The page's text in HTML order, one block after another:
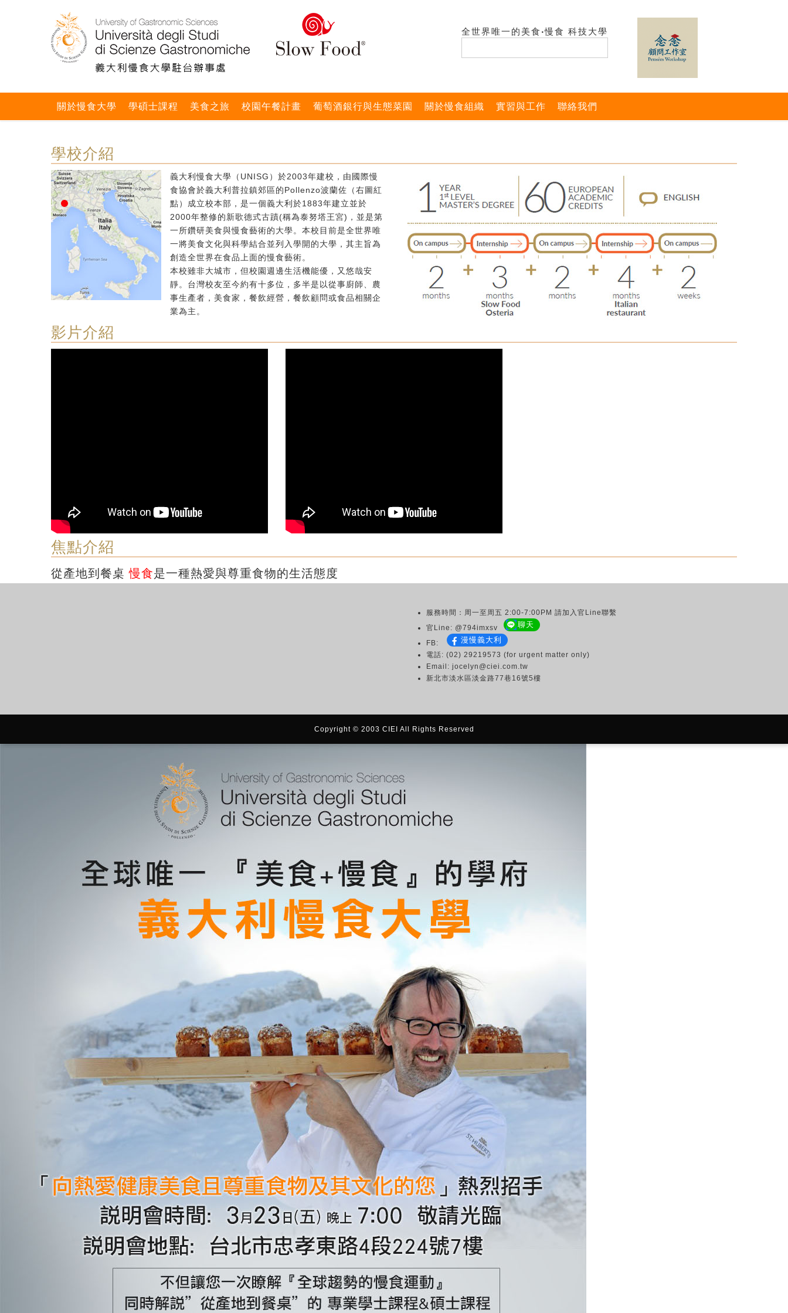
全世界唯一的美食‧慢食 科技大學
關於慢食大學 學碩士課程 美食之旅 校園午餐計畫 葡萄酒銀行與生態菜園 關於慢食組織 實習與工作 聯絡我們
學校介紹
義大利慢食大學（UNISG）於2003年建校，由國際慢
食協會於義大利普拉鎮郊區的Pollenzo波蘭佐（右圖紅
點）成立校本部，是一個義大利於1883年建立並於
2000年整修的新歌德式古蹟(稱為泰努塔王宮)，並是第
一所鑽研美食與慢食藝術的大學。本校目前是全世界唯
一將美食文化與科學結合並列入學開的大學，其主旨為
創造全世界在食品上面的慢食藝術。
本校雖非大城市，但校園週邊生活機能優，又悠哉安
靜。台灣校友至今約有十多位，多半是以從事廚師、農
事生產者，美食家，餐飲經營，餐飲顧問或食品相關企
業為主。
影片介紹
焦點介紹
從產地到餐桌慢食是一種熱愛與尊重食物的生活態度
服務時間：周一至周五 2:00-7:00PM 請加入官Line聯繫
官Line: @794imxsv
聊天
FB: 漫慢義大利
電話: (02) 29219573 (for urgent matter only)
Email: jocelyn@ciei.com.tw
新北市淡水區淡金路77巷16號5樓
Copyright © 2003 CIEI All Rights Reserved